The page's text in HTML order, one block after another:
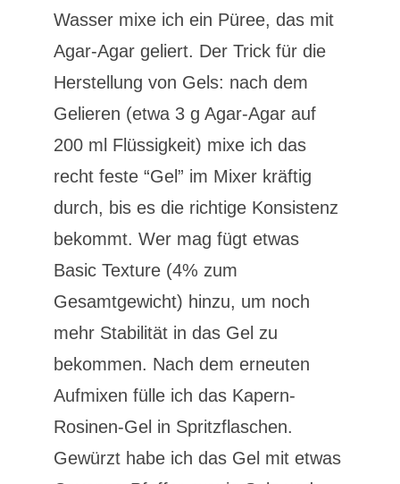
Wasser mixe ich ein Püree, das mit
Agar-Agar geliert. Der Trick für die
Herstellung von Gels: nach dem
Gelieren (etwa 3 g Agar-Agar auf
200 ml Flüssigkeit) mixe ich das
recht feste “Gel” im Mixer kräftig
durch, bis es die richtige Konsistenz
bekommt. Wer mag fügt etwas
Basic Texture (4% zum
Gesamtgewicht) hinzu, um noch
mehr Stabilität in das Gel zu
bekommen. Nach dem erneuten
Aufmixen fülle ich das Kapern-
Rosinen-Gel in Spritzflaschen.
Gewürzt habe ich das Gel mit etwas